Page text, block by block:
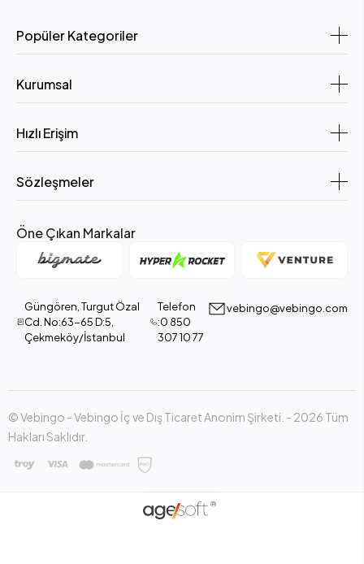
Popüler Kategoriler
Kurumsal
Hızlı Erişim
Sözleşmeler
Öne Çıkan Markalar
Güngören, Turgut Özal
Cd. No:63-65 D:5,
Çekmeköy/İstanbul
Telefon
:0 850
307 10 77
vebingo@vebingo.com
© Vebingo - Vebingo İç ve Dış Ticaret Anonim Şirketi. - 2026 Tüm
Hakları Saklıdır.